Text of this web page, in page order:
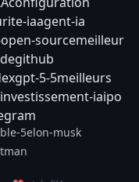
iaagent-ia
sourcemeilleur
github
gpt-5-5meilleurs
investissement-iaipo
5elon-musk